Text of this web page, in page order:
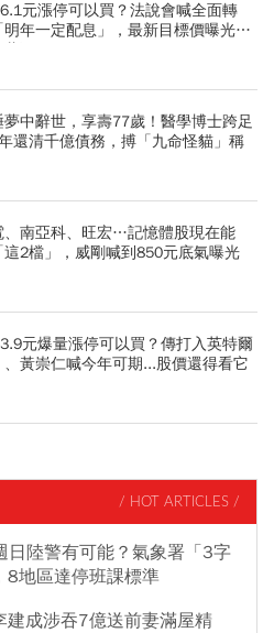
元漲停可以買？法說會喊全面轉
明年一定配息」，最新目標價曝光…
飛
中辭世，享壽77歲！醫學博士跨足
還清千億債務，搏「九命怪貓」稱
、南亞科、旺宏…記憶體股現在能
這2檔」，威剛喊到850元底氣曝光
元爆量漲停可以買？傳打入英特爾
、黃崇仁喊今年可期...股價還得看它
/ HOT ARTICLES /
日陸警有可能？氣象署「3字
8地區達停班課標準
成涉吞7億送前妻滿屋精